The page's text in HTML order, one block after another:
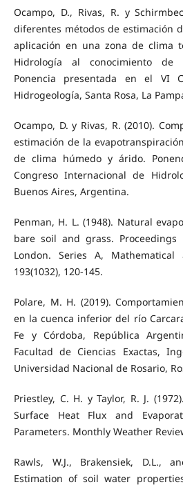
Ocampo, D., Rivas, R. y
diferentes métodos de estimación
aplicación en una zona de clima
Hidrología al conocimiento de
Ponencia presentada en el VI
Hidrogeología, Santa Rosa, La
Ocampo, D. y Rivas, R. (2010).
estimación de la
de clima húmedo y árido.
Congreso Internacional de
Buenos Aires, Argentina.
Penman, H. L. (1948). Natural
bare soil and grass.
London. Series A, Mathematical
193(1032), 120-145.
Polare, M. H. (2019).
en la cuenca inferior del río
Fe y Córdoba, República
Facultad de Ciencias Exactas,
Universidad Nacional de Rosario,
Priestley, C. H. y Taylor, R. J.
Surface Heat Flux and
Parameters. Monthly Weather
Rawls, W.J., Brakensiek, D.L.,
Estimation of soil water